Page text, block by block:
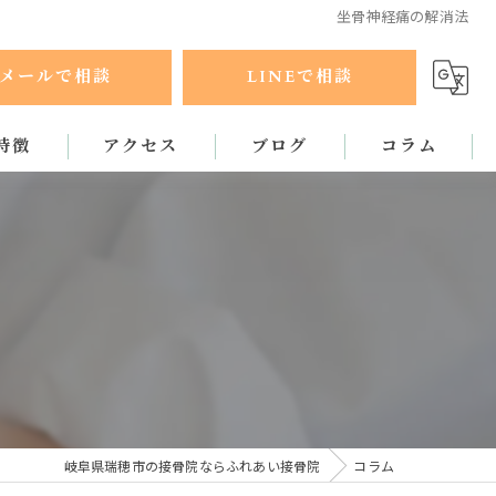
坐骨神経痛の解消法
ールで相談 LINEで相談
徴 アクセス ブログ コラム
岐阜県瑞穂市の接骨院ならふれあい接骨院 コラム